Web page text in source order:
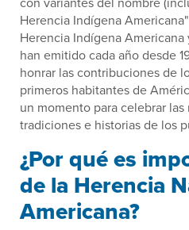
Herencia Indígena
Herencia Indígena Americana
han emitido cada año desde
honrar las contribuciones de
primeros habitantes de
un momento para celebrar
tradiciones e historias de los
¿Por qué es
de la Herencia
Americana?